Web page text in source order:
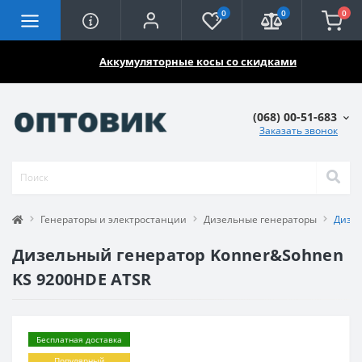
Аккумуляторные косы со скидками
0 0 0
(068) 00-51-683
Заказать звонок
Генераторы и электростанции Дизельные генераторы
Дизельный генератор Konner&Sohnen
KS 9200HDE ATSR
Бесплатная доставка